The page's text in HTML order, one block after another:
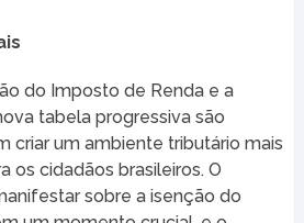
do Imposto de Renda e a
tabela progressiva são
criar um ambiente tributário mais
os cidadãos brasileiros. O
sobre a isenção do